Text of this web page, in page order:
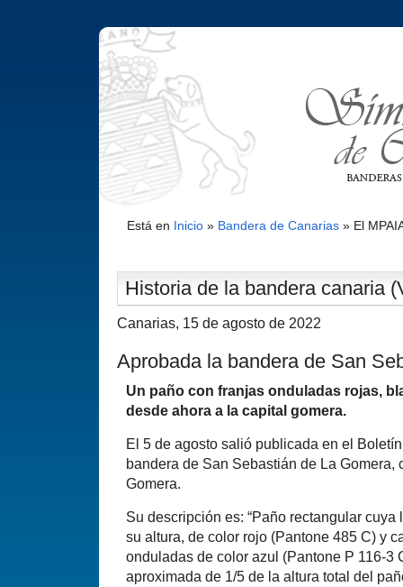
Está en Inicio» Bandera de Canarias» El
Historia de la bandera canaria
Canarias, 15 de agosto de 2022
Aprobada la bandera de San
Un paño con franjas onduladas rojas,
desde ahora a la capital gomera.
El 5 de agosto salió publicada en el
bandera de San Sebastián de La Gomera,
Gomera.
Su descripción es: “Paño rectangular
su altura, de color rojo (Pantone 485 C) y
onduladas de color azul (Pantone P 116-3
aproximada de 1/5 de la altura total del